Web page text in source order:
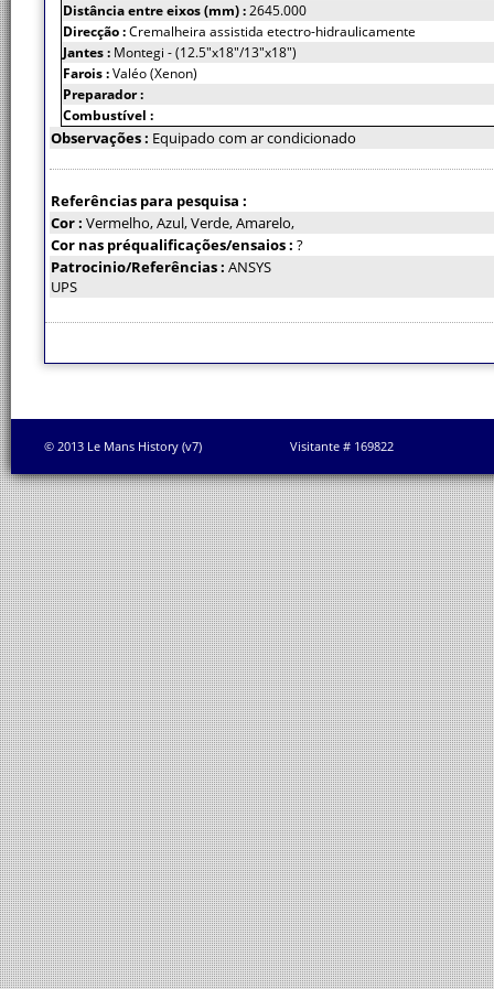
Distância entre eixos (mm) :2645.000
Direcção :Cremalheira assistida etectro-hidraulicamente
Jantes : Montegi - (12.5"x18"/13"x18")
Farois :Valéo (Xenon)
Preparador :
Combustível :
Observações : Equipado com ar condicionado
Referências para pesquisa :
Cor : Vermelho, Azul, Verde, Amarelo,
Cor nas préqualificações/ensaios : ?
Patrocinio/Referências : ANSYS
UPS
© 2013 Le Mans History (v7) Visitante # 169822